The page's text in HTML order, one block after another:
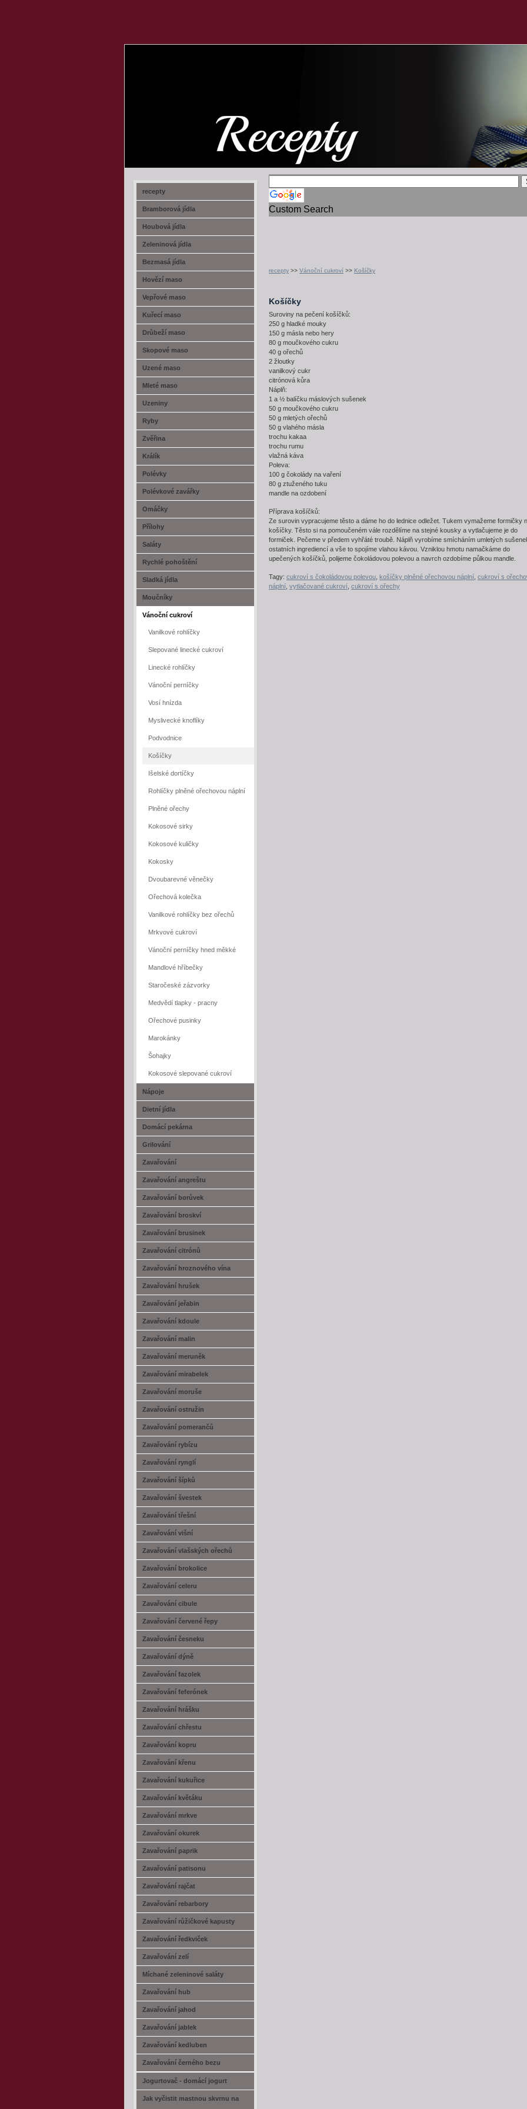
Custom Search
recepty >> Vánoční cukroví >> Košíčky
Košíčky
Suroviny na pečení košíčků:
250 g hladké mouky
150 g másla nebo hery
80 g moučkového cukru
40 g ořechů
2 žloutky
vanilkový cukr
citrónová kůra
Náplň:
1 a ½ balíčku máslových sušenek
50 g moučkového cukru
50 g mletých ořechů
50 g vlahého másla
trochu kakaa
trochu rumu
vlažná káva
Poleva:
100 g čokolády na vaření
80 g ztuženého tuku
mandle na ozdobení
Příprava košíčků:
Ze surovin vypracujeme těsto a dáme ho do lednice odležet. Tukem vymažeme formičky
košíčky. Těsto si na pomoučeném vále rozdělíme na stejné kousky a vytlačujeme je do
formiček. Pečeme v předem vyhřáté troubě. Náplň vyrobíme smícháním umletých
ostatních ingrediencí a vše to spojíme vlahou kávou. Vzniklou hmotu namačkáme do
upečených košíčků, polijeme čokoládovou polevou a navrch ozdobíme půlkou mandle.
Tagy: cukroví s čokoládovou polevou košíčky plněné ořechovou náplní cukroví s
náplní vytlačované cukroví cukroví s ořechy
recepty
Bramborová jídla
Houbová jídla
Zeleninová jídla
Bezmasá jídla
Hovězí maso
Vepřové maso
Kuřecí maso
Drůbeží maso
Skopové maso
Uzené maso
Mleté maso
Uzeniny
Ryby
Zvěřina
Králík
Polévky
Polévkové zavářky
Omáčky
Přílohy
Saláty
Rychlé pohoštění
Sladká jídla
Moučníky
Vánoční cukroví
Vanilkové rohlíčky
Slepované linecké cukroví
Linecké rohlíčky
Vánoční perníčky
Vosí hnízda
Myslivecké knoflíky
Podvodnice
Košíčky
Išelské dortíčky
Rohlíčky plněné ořechovou náplní
Plněné ořechy
Kokosové sirky
Kokosové kuličky
Kokosky
Dvoubarevné věnečky
Ořechová kolečka
Vanilkové rohlíčky bez ořechů
Mrkvové cukroví
Vánoční perníčky hned měkké
Mandlové hříbečky
Staročeské zázvorky
Medvědí tlapky - pracny
Ořechové pusinky
Marokánky
Šohajky
Kokosové slepované cukroví
Nápoje
Dietní jídla
Domácí pekárna
Grilování
Zavařování
Zavařování angreštu
Zavařování borůvek
Zavařování broskví
Zavařování brusinek
Zavařování citrónů
Zavařování hroznového vína
Zavařování hrušek
Zavařování jeřabin
Zavařování kdoule
Zavařování malin
Zavařování meruněk
Zavařování mirabelek
Zavařování moruše
Zavařování ostružin
Zavařování pomerančů
Zavařování rybízu
Zavařování rynglí
Zavařování šípků
Zavařování švestek
Zavařování třešní
Zavařování višní
Zavařování vlašských ořechů
Zavařování brokolice
Zavařování celeru
Zavařování cibule
Zavařování červené řepy
Zavařování česneku
Zavařování dýně
Zavařování fazolek
Zavařování feferónek
Zavařování hrášku
Zavařování chřestu
Zavařování kopru
Zavařování křenu
Zavařování kukuřice
Zavařování květáku
Zavařování mrkve
Zavařování okurek
Zavařování paprik
Zavařování patisonu
Zavařování rajčat
Zavařování rebarbory
Zavařování růžičkové kapusty
Zavařování ředkviček
Zavařování zelí
Míchané zeleninové saláty
Zavařování hub
Zavařování jahod
Zavařování jablek
Zavařování kedluben
Zavařování černého bezu
Jogurtovač - domácí jogurt
Jak vyčistit mastnou skvrnu na